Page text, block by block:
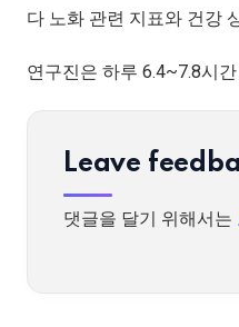
다 노화 관련 지표와 건강
연구진은 하루 6.4~7.8시
Leave
댓글을 달기 위해서는